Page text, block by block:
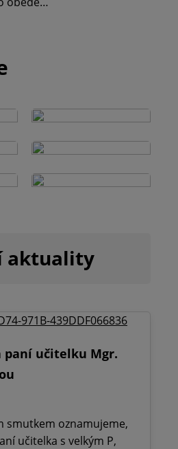
aktuality
paní učitelku Mgr.
smutkem oznamujeme,
učitelka s velkým P,